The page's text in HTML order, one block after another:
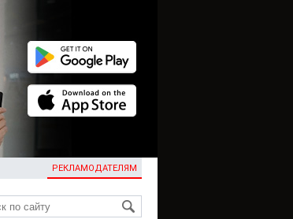
РЕКЛАМОДАТЕЛЯМ
KG